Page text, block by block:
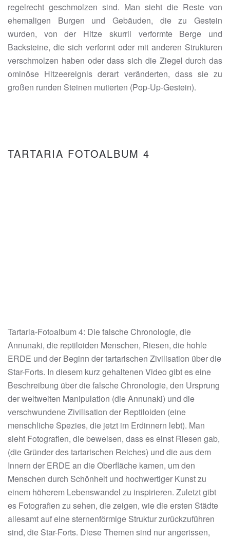
regelrecht geschmolzen sind. Man sieht die Reste von
ehemaligen Burgen und Gebäuden, die zu Gestein
wurden, von der Hitze skurril verformte Berge und
Backsteine, die sich verformt oder mit anderen Strukturen
verschmolzen haben oder dass sich die Ziegel durch das
ominöse Hitzeereignis derart veränderten, dass sie zu
großen runden Steinen mutierten (Pop-Up-Gestein).
TARTARIA FOTOALBUM 4
Tartaria-Fotoalbum 4: Die falsche Chronologie, die
Annunaki, die reptiloiden Menschen, Riesen, die hohle
ERDE und der Beginn der tartarischen Zivilisation über die
Star-Forts. In diesem kurz gehaltenen Video gibt es eine
Beschreibung über die falsche Chronologie, den Ursprung
der weltweiten Manipulation (die Annunaki) und die
verschwundene Zivilisation der Reptiloiden (eine
menschliche Spezies, die jetzt im Erdinnern lebt). Man
sieht Fotografien, die beweisen, dass es einst Riesen gab,
(die Gründer des tartarischen Reiches) und die aus dem
Innern der ERDE an die Oberfläche kamen, um den
Menschen durch Schönheit und hochwertiger Kunst zu
einem höherem Lebenswandel zu inspirieren. Zuletzt gibt
es Fotografien zu sehen, die zeigen, wie die ersten Städte
allesamt auf eine sternenförmige Struktur zurückzuführen
sind, die Star-Forts. Diese Themen sind nur angerissen,